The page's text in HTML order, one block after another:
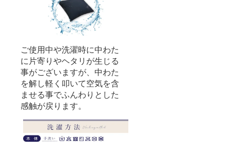
ご使用中や洗濯時に中わた
に片寄りやヘタリが生じる
事がございますが、中わた
を解し軽く叩いて空気を含
ませる事でふんわりとした
感触が戻ります。